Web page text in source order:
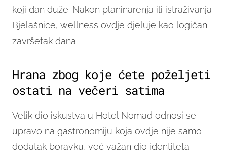
koji dan duže. Nakon planinarenja ili istraživanja
Bjelašnice, wellness ovdje djeluje kao logičan
završetak dana.
Hrana zbog koje ćete poželjeti
ostati na večeri satima
Velik dio iskustva u Hotel Nomad odnosi se
upravo na gastronomiju koja ovdje nije samo
dodatak boravku, već važan dio identiteta